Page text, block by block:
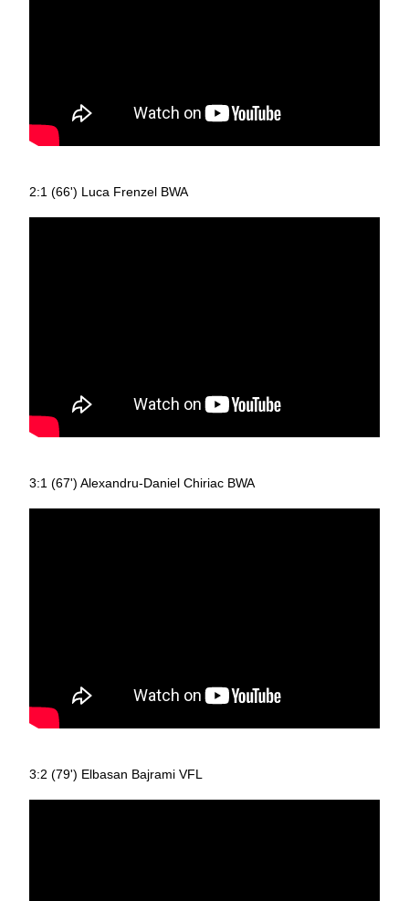
2:1 (66') Luca Frenzel BWA
3:1 (67') Alexandru-Daniel Chiriac BWA
3:2 (79') Elbasan Bajrami VFL